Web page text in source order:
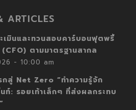
ARTICLES
เมินและทวนสอบคาร์บอนฟุตพริ้
ตามมาตรฐานสากล
- 10:00 am
กสู่ Net Zero “ทำความรู้จัก
ท์: รอยเท้าเล็กๆ ที่ส่งผลกระทบ